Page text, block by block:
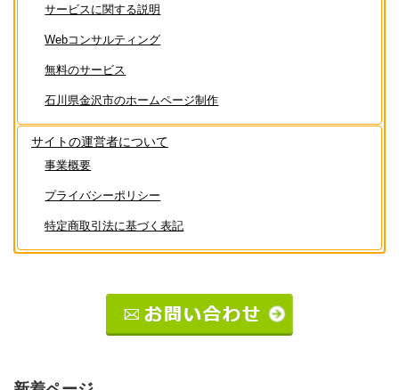
サービスに関する説明
Webコンサルティング
無料のサービス
石川県金沢市のホームページ制作
サイトの運営者について
事業概要
プライバシーポリシー
特定商取引法に基づく表記